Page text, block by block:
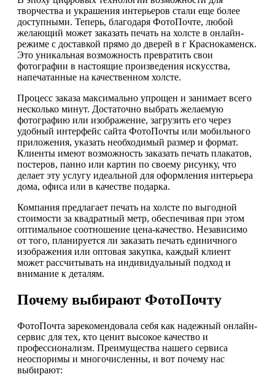
творчества и украшения интерьеров стали еще более
доступными. Теперь, благодаря ФотоПочте, любой
желающий может заказать печать на холсте в онлайн-
режиме с доставкой прямо до дверей в г Краснокаменск.
Это уникальная возможность превратить свои
фотографии в настоящие произведения искусства,
напечатанные на качественном холсте.
Процесс заказа максимально упрощен и занимает всего
несколько минут. Достаточно выбрать желаемую
фотографию или изображение, загрузить его через
удобный интерфейс сайта ФотоПочты или мобильного
приложения, указать необходимый размер и формат.
Клиенты имеют возможность заказать печать плакатов,
постеров, панно или картин по своему рисунку, что
делает эту услугу идеальной для оформления интерьера
дома, офиса или в качестве подарка.
Компания предлагает печать на холсте по выгодной
стоимости за квадратный метр, обеспечивая при этом
оптимальное соотношение цена-качество. Независимо
от того, планируется ли заказать печать единичного
изображения или оптовая закупка, каждый клиент
может рассчитывать на индивидуальный подход и
внимание к деталям.
Почему выбирают ФотоПочту
ФотоПочта зарекомендовала себя как надежный онлайн-
сервис для тех, кто ценит высокое качество и
профессионализм. Преимущества нашего сервиса
неоспоримы и многочисленны, и вот почему нас
выбирают: